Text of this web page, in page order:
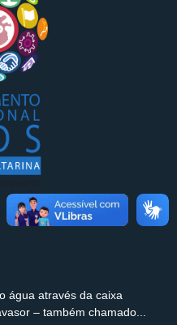
água através da caixa
– também chamado...